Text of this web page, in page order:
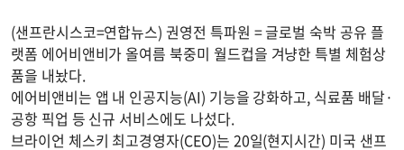
(샌프란시스코=연합뉴스) 권영전 특파원 = 글로벌 숙박 공유 플
랫폼 에어비앤비가 올여름 북중미 월드컵을 겨냥한 특별 체험상
품을 내놨다.
에어비앤비는 앱 내 인공지능(AI) 기능을 강화하고, 식료품 배달·
공항 픽업 등 신규 서비스에도 나섰다.
브라이언 체스키 최고경영자(CEO)는 20일(현지시간) 미국 샌프